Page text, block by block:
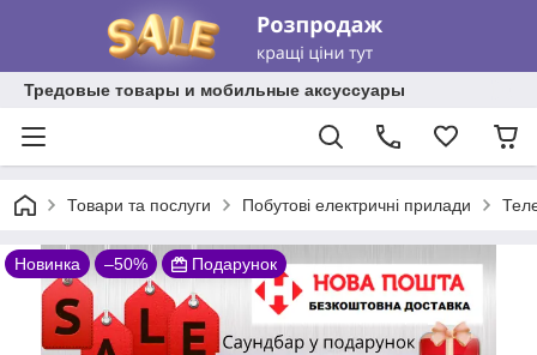
Тредовые товары и мобильные аксуссуары
Товари та послуги Побутові електричні прилади
Новинка –50% Подарунок